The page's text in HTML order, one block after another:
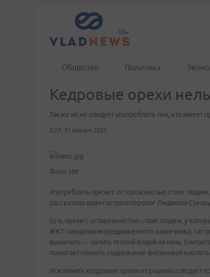
Общество Политика
Кедровые орехи
Также их не следует употреблять тем, кто имеет
3:29, 31 января 2025
Фото: ИИ
Употреблять орехи с осторожностью стоит
рассказала врач-гастроэнтеролог Людмила
Есть орехи с осторожностью стоит людям, у
ЖКТ: синдромом раздраженного кишечника,
вымочить — залить теплой водой на ночь.
помогает снизить содержание фитиновой
Исключить кедровые орехи из рациона следует